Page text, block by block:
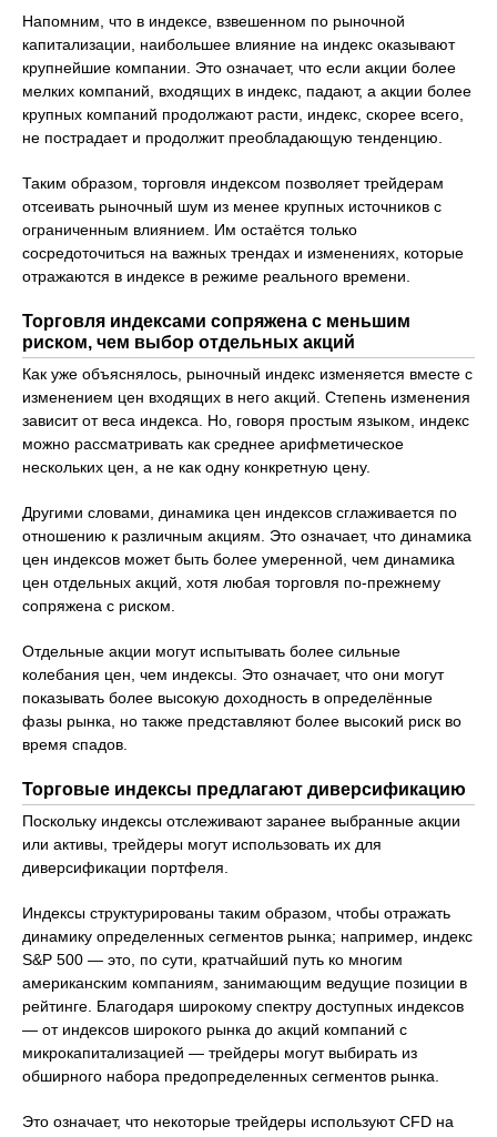
Напомним, что в индексе, взвешенном по рыночной
капитализации, наибольшее влияние на индекс оказывают
крупнейшие компании. Это означает, что если акции более
мелких компаний, входящих в индекс, падают, а акции более
крупных компаний продолжают расти, индекс, скорее всего,
не пострадает и продолжит преобладающую тенденцию.
Таким образом, торговля индексом позволяет трейдерам
отсеивать рыночный шум из менее крупных источников с
ограниченным влиянием. Им остаётся только
сосредоточиться на важных трендах и изменениях, которые
отражаются в индексе в режиме реального времени.
Торговля индексами сопряжена с меньшим
риском, чем выбор отдельных акций
Как уже объяснялось, рыночный индекс изменяется вместе с
изменением цен входящих в него акций. Степень изменения
зависит от веса индекса. Но, говоря простым языком, индекс
можно рассматривать как среднее арифметическое
нескольких цен, а не как одну конкретную цену.
Другими словами, динамика цен индексов сглаживается по
отношению к различным акциям. Это означает, что динамика
цен индексов может быть более умеренной, чем динамика
цен отдельных акций, хотя любая торговля по-прежнему
сопряжена с риском.
Отдельные акции могут испытывать более сильные
колебания цен, чем индексы. Это означает, что они могут
показывать более высокую доходность в определённые
фазы рынка, но также представляют более высокий риск во
время спадов.
Торговые индексы предлагают диверсификацию
Поскольку индексы отслеживают заранее выбранные акции
или активы, трейдеры могут использовать их для
диверсификации портфеля.
Индексы структурированы таким образом, чтобы отражать
динамику определенных сегментов рынка; например, индекс
S&P 500 — это, по сути, кратчайший путь ко многим
американским компаниям, занимающим ведущие позиции в
рейтинге. Благодаря широкому спектру доступных индексов
— от индексов широкого рынка до акций компаний с
микрокапитализацией — трейдеры могут выбирать из
обширного набора предопределенных сегментов рынка.
Это означает, что некоторые трейдеры используют CFD на